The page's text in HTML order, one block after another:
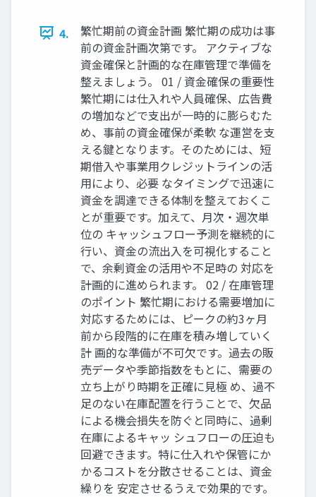
4.
繁忙期前の資金計画 繁忙期の成功は事
前の資金計画次第です。 アクティブな
資金確保と計画的な在庫管理で準備を
整えましょう。 01 / 資金確保の重要性
繁忙期には仕入れや人員確保、広告費
の増加などで支出が一時的に膨らむた
め、事前の資金確保が柔軟 な運営を支
える鍵となります。そのためには、短
期借入や事業用クレジットラインの活
用により、必要 なタイミングで迅速に
資金を調達できる体制を整えておくこ
とが重要です。加えて、月次・週次単
位の キャッシュフロー予測を継続的に
行い、資金の流出入を可視化すること
で、余剰資金の活用や不足時の 対応を
計画的に進められます。 02 / 在庫管理
のポイント 繁忙期における需要増加に
対応するためには、ピークの約3ヶ月
前から段階的に在庫を積み増していく
計 画的な準備が不可欠です。過去の販
売データや季節指数をもとに、需要の
立ち上がり時期を正確に見極 め、過不
足のない在庫配置を行うことで、欠品
による機会損失を防ぐと同時に、過剰
在庫によるキャッ シュフローの圧迫も
回避できます。特に仕入れや保管にか
かるコストを分散させることは、資金
繰りを 安定させるうえで効果的です。